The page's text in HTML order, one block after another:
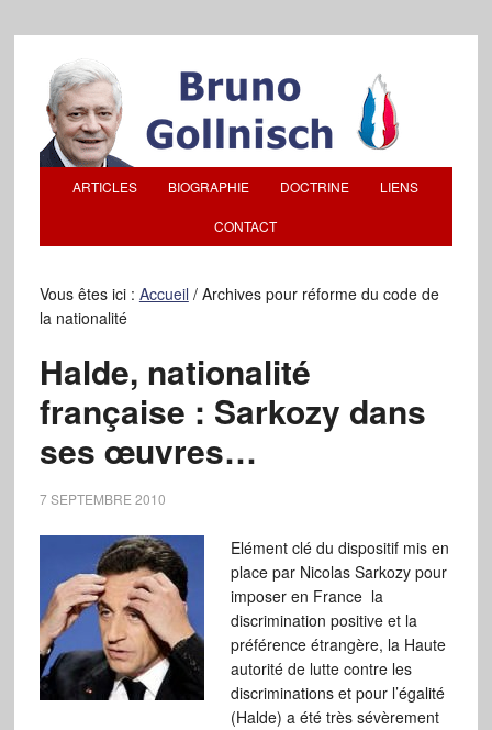
ARTICLES BIOGRAPHIE DOCTRINE LIENS
CONTACT
Vous êtes ici : Accueil /Archives pour réforme du code de
la nationalité
Halde, nationalité
française : Sarkozy dans
ses œuvres…
7 SEPTEMBRE 2010
Elément clé du dispositif mis en
place par Nicolas Sarkozy pour
imposer en France la
discrimination positive et la
préférence étrangère, la Haute
autorité de lutte contre les
discriminations et pour l’égalité
(Halde) a été très sévèrement